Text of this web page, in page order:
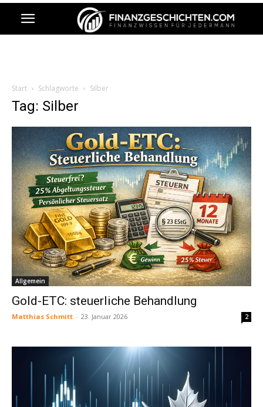
Start Schlagworte Silber
Tag: Silber
Allgemein
Gold-ETC: steuerliche Behandlung
Matthias Schmitt - 23. Januar 2026 2